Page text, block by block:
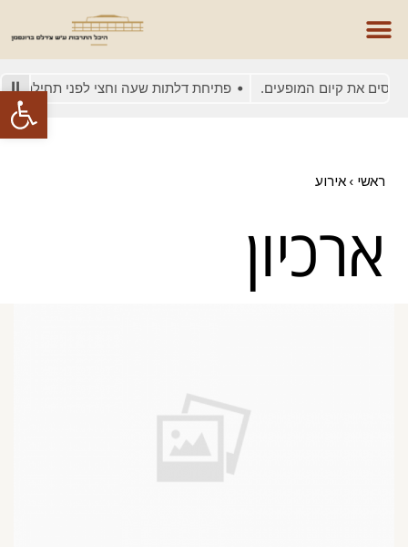
פתח את קיום המופעים. פתיחת דלתות שעה וחצי לפני תחילת
ראשי › אירוע
ארכיון